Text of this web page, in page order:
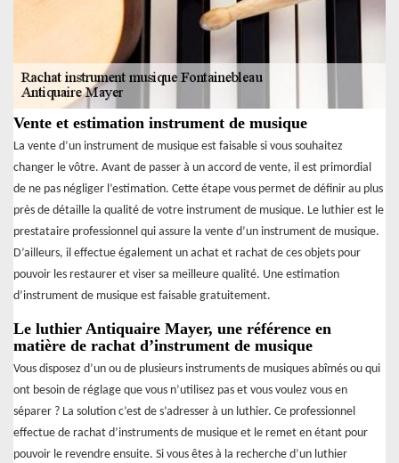
Vente et estimation instrument de musique
La vente d’un instrument de musique est faisable si vous souhaitez
changer le vôtre. Avant de passer à un accord de vente, il est primordial
de ne pas négliger l’estimation. Cette étape vous permet de définir au plus
près de détaille la qualité de votre instrument de musique. Le luthier est le
prestataire professionnel qui assure la vente d’un instrument de musique.
D’ailleurs, il effectue également un achat et rachat de ces objets pour
pouvoir les restaurer et viser sa meilleure qualité. Une estimation
d’instrument de musique est faisable gratuitement.
Le luthier Antiquaire Mayer, une référence en
matière de rachat d’instrument de musique
Vous disposez d’un ou de plusieurs instruments de musiques abîmés ou qui
ont besoin de réglage que vous n’utilisez pas et vous voulez vous en
séparer ? La solution c’est de s’adresser à un luthier. Ce professionnel
effectue de rachat d’instruments de musique et le remet en étant pour
pouvoir le revendre ensuite. Si vous êtes à la recherche d’un luthier